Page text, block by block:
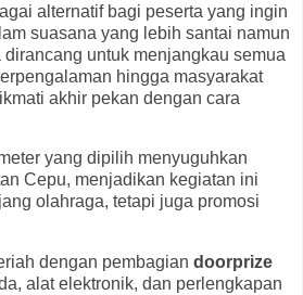
alternatif bagi peserta yang ingin
suasana yang lebih santai namun
untuk menjangkau semua
hingga masyarakat
akhir pekan dengan cara
yang dipilih menyuguhkan
Cepu, menjadikan kegiatan ini
olahraga, tetapi juga promosi
dengan pembagian doorprize
alat elektronik, dan perlengkapan